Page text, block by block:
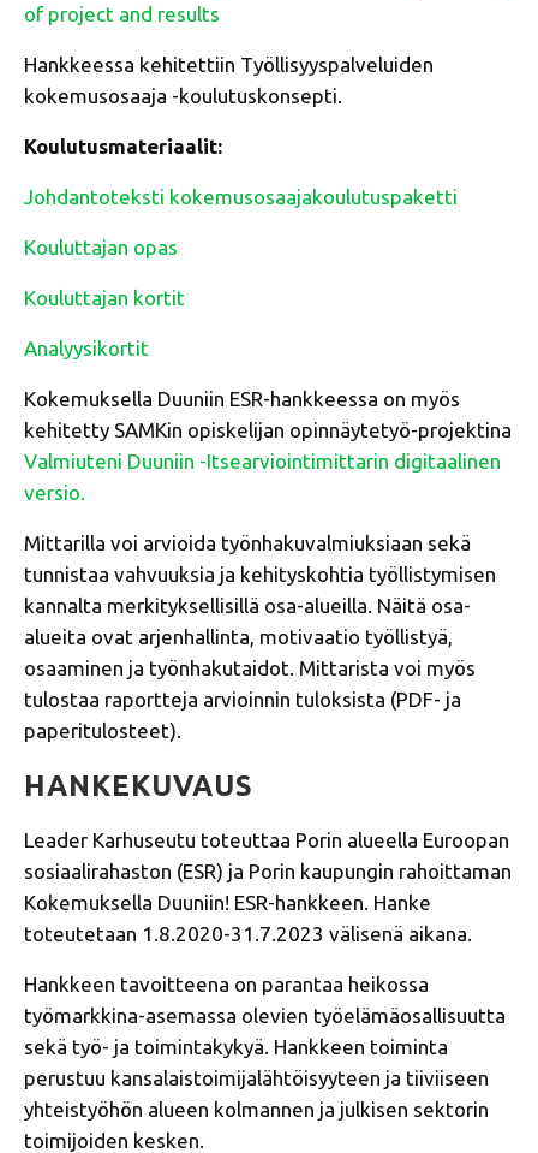
of project and results
Hankkeessa kehitettiin Työllisyyspalveluiden
kokemusosaaja -koulutuskonsepti.
Koulutusmateriaalit:
Johdantoteksti kokemusosaajakoulutuspaketti
Kouluttajan opas
Kouluttajan kortit
Analyysikortit
Kokemuksella Duuniin ESR-hankkeessa on myös
kehitetty SAMKin opiskelijan opinnäytetyö-projektina
Valmiuteni Duuniin -Itsearviointimittarin digitaalinen
versio.
Mittarilla voi arvioida työnhakuvalmiuksiaan sekä
tunnistaa vahvuuksia ja kehityskohtia työllistymisen
kannalta merkityksellisillä osa-alueilla. Näitä osa-
alueita ovat arjenhallinta, motivaatio työllistyä,
osaaminen ja työnhakutaidot. Mittarista voi myös
tulostaa raportteja arvioinnin tuloksista (PDF- ja
paperitulosteet).
HANKEKUVAUS
Leader Karhuseutu toteuttaa Porin alueella Euroopan
sosiaalirahaston (ESR) ja Porin kaupungin rahoittaman
Kokemuksella Duuniin! ESR-hankkeen. Hanke
toteutetaan 1.8.2020-31.7.2023 välisenä aikana.
Hankkeen tavoitteena on parantaa heikossa
työmarkkina-asemassa olevien työelämäosallisuutta
sekä työ- ja toimintakykyä. Hankkeen toiminta
perustuu kansalaistoimijalähtöisyyteen ja tiiviiseen
yhteistyöhön alueen kolmannen ja julkisen sektorin
toimijoiden kesken.